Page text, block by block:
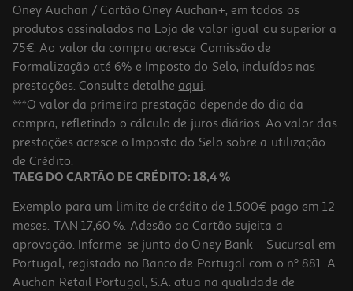
Livro Maria Lua 1: A Escola Vai Começar!
10.76 €/un
10,45 € PVP de editor
10,76 €
Oney Auchan / Cartão Oney Auchan+, em todos os
produtos assinalados na Loja de valor igual ou superior a
75€. Ao valor da compra acresce Comissão de
Formalização até 6% e Imposto do Selo, incluídos nas
prestações. Consulte detalhe aqui.
***O valor da primeira prestação depende do dia da
compra, refletindo o cálculo de juros diários. Ao valor das
prestações acresce o Imposto do Selo sobre a utilização
de Crédito.
TAEG DO CARTÃO DE CRÉDITO: 18,4 %
Exemplo para um limite de crédito de 1.500€ pago em 12
meses. TAN 17,60 %. Adesão ao Cartão sujeita a
aprovação. Informe-se junto do Oney Bank – Sucursal em
Portugal, registado no Banco de Portugal com o nº 881. A
Auchan Retail Portugal, S.A. atua na qualidade de